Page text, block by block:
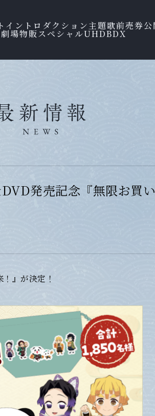
イントロダクション主題歌前売券
劇場物販スペシャルUHDBDX
発売記念『無限お買
』が決定！